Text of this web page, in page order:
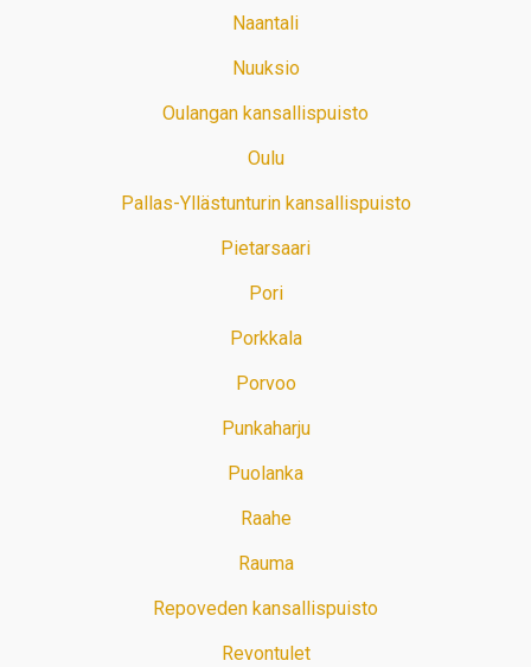
Naantali
Nuuksio
Oulangan kansallispuisto
Oulu
Pallas-Yllästunturin kansallispuisto
Pietarsaari
Pori
Porkkala
Porvoo
Punkaharju
Puolanka
Raahe
Rauma
Repoveden kansallispuisto
Revontulet